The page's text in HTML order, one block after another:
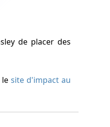
de placer des
le site d'impact au